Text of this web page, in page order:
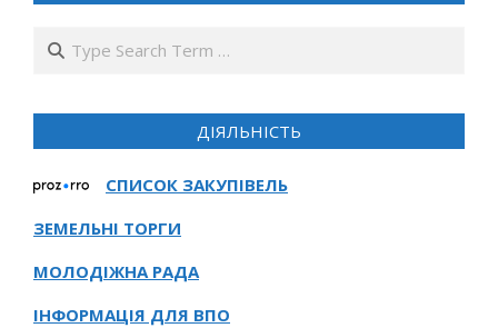
Search
ДІЯЛЬНІСТЬ
СПИСОК ЗАКУПІВЕЛЬ
ЗЕМЕЛЬНІ ТОРГИ
МОЛОДІЖНА РАДА
ІНФОРМАЦІЯ ДЛЯ ВПО